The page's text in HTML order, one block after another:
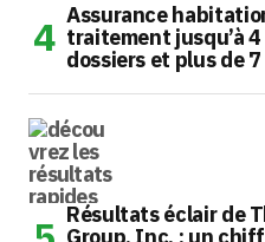
Assurance
traitement jusqu’à
dossiers et plus de
Résultats éclair de